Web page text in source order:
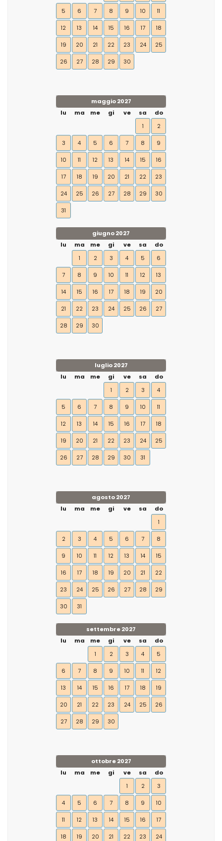
5 6 7 8 9 10 11
12 13 14 15 16 17 18
19 20 21 22 23 24 25
26 27 28 29 30
maggio 2027
lu
ma me gi ve sa
do
1
2
3 4 5 6 7 8 9
10 11 12 13 14 15 16
17 18 19 20 21 22 23
24 25 26 27 28 29 30
31
giugno 2027
lu
ma me gi ve sa
do
1
2 3 4 5 6
7 8 9 10 11 12 13
14 15 16 17 18 19 20
21 22 23 24 25 26 27
28 29 30
luglio 2027
lu
ma me gi ve sa
do
1
2 3 4
5 6 7 8 9 10 11
12 13 14 15 16 17 18
19 20 21 22 23 24 25
26 27 28 29 30 31
agosto 2027
lu
ma me gi ve sa
do
1
2 3 4 5 6 7 8
9 10 11 12 13 14 15
16 17 18 19 20 21 22
23 24 25 26 27 28 29
30 31
settembre 2027
lu
ma me gi ve sa
do
1
2 3 4 5
6 7 8 9 10 11 12
13 14 15 16 17 18 19
20 21 22 23 24 25 26
27 28 29 30
ottobre 2027
lu
ma me gi ve sa
do
1
2 3
4 5 6 7 8 9 10
11 12 13 14 15 16 17
18 19 20 21 22 23 24